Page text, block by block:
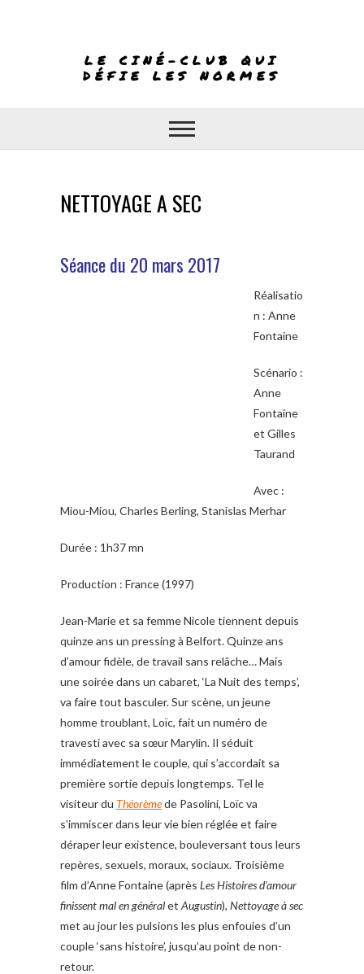
LE CINÉ-CLUB QUI
DÉFIE LES NORMES
NETTOYAGE A SEC
Séance du 20 mars 2017
Réalisatio
n : Anne
Fontaine
Scénario :
Anne
Fontaine
et Gilles
Taurand
Avec :
Miou-Miou, Charles Berling, Stanislas Merhar
Durée : 1h37 mn
Production : France (1997)
Jean-Marie et sa femme Nicole tiennent depuis
quinze ans un pressing à Belfort. Quinze ans
d’amour fidèle, de travail sans relâche… Mais
une soirée dans un cabaret, ‘La Nuit des temps’,
va faire tout basculer. Sur scène, un jeune
homme troublant, Loïc, fait un numéro de
travesti avec sa sœur Marylin. Il séduit
immédiatement le couple, qui s’accordait sa
première sortie depuis longtemps. Tel le
visiteur du Théorèmede Pasolini, Loïc va
s’immiscer dans leur vie bien réglée et faire
déraper leur existence, bouleversant tous leurs
repères, sexuels, moraux, sociaux. Troisième
film d’Anne Fontaine (après Les Histoires d’amour
finissent mal en généralet Augustin), Nettoyage à sec
met au jour les pulsions les plus enfouies d’un
couple ‘sans histoire’, jusqu’au point de non-
retour.